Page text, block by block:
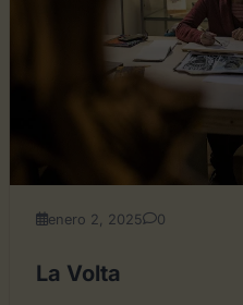
enero 2, 2025 0
La Volta